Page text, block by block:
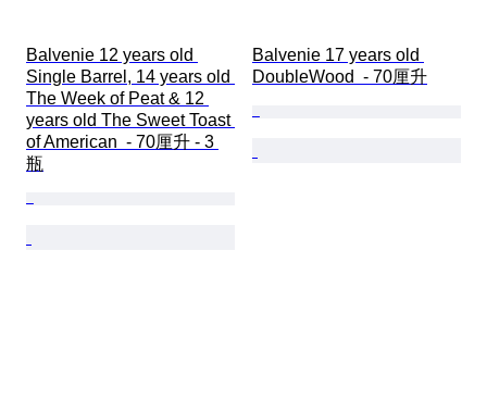
Balvenie 12 years old
Single Barrel, 14 years old
The Week of Peat & 12
years old The Sweet Toast
of American  - 70厘升 - 3
瓶
Balvenie 17 years old
DoubleWood  - 70厘升